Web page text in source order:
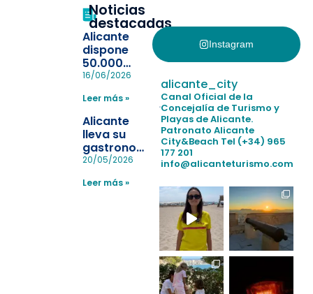
Noticias
destacadas
Alicante
dispone
50.000
pulseras
la
pérdida de niños
en las
playas y
realiza con
éxito un
simulacro de socorrismo
16/06/2026
Leer más »
Alicante
lleva su
gastronomía
a Madrid
reforzar el
20/05/2026
Leer más »
Instagram
alicante_city
Canal Oficial de la
Concejalía de Turismo y
Playas de Alicante.
Patronato Alicante
City&Beach Tel (+34) 965
177 201
info@alicanteturismo.com